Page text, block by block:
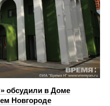
обсудили в Доме
Новгороде